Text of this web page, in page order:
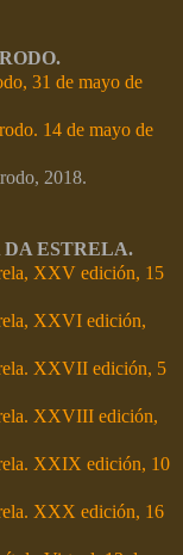
31 de mayo de
14 de mayo de
2018.
DA ESTRELA.
XXV edición, 15
XXVI edición,
XXVII edición, 5
XXVIII edición,
XXIX edición, 10
XXX edición, 16